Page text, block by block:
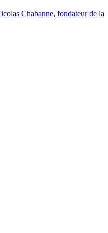
Chabanne, fondateur de la